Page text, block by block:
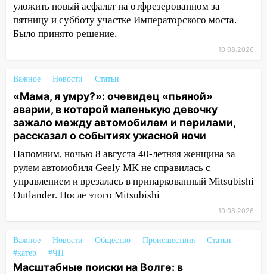
будет перекрыт
13:49 Сотрудники СУ СК России по
Ульяновской области вручили ключи от
без попечения родителей
13:36 «Мама, я умру?»: очевидец
«пьяной» аварии, в которой маленькую
девочку зажало между автомобилем и
перилами, рассказал о событиях
ужасной ночи
13:05 17-летний парень находился за
рулем мотоцикла во время ДТП в Новом
городе: в ГАИ прокомментировали
выразил соболезнования в связи с
трагедией в Нижнекамске
уложить новый асфальт на отфрезерованном за
пятницу и субботу участке Императорского моста.
Было принято решение,
10.08.2026
Важное Новости Статьи
«Мама, я умру?»: очевидец «пьяной»
аварии, в которой маленькую девочку
зажало между автомобилем и перилами,
рассказал о событиях ужасной ночи
Напомним, ночью 8 августа 40-летняя женщина за
рулем автомобиля Geely MK не справилась с
управлением и врезалась в припаркованный Mitsubishi
Outlander. После этого Mitsubishi
10.08.2026
Важное Новости Общество Происшествия
Статьи
#катер
#ЧП
Масштабные поиски на Волге: в